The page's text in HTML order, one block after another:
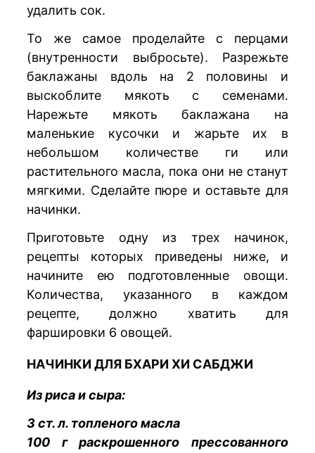
удалить сок.
То же самое проделайте с перцами
(внутренности выбросьте). Разрежьте
баклажаны вдоль на 2 половины и
выскоблите мякоть с семенами.
Нарежьте мякоть баклажана на
маленькие кусочки и жарьте их в
небольшом количестве ги или
растительного масла, пока они не станут
мягкими. Сделайте пюре и оставьте для
начинки.
Приготовьте одну из трех начинок,
рецепты которых приведены ниже, и
начините ею подготовленные овощи.
Количества, указанного в каждом
рецепте, должно хватить для
фаршировки 6 овощей.
НАЧИНКИ ДЛЯ БХАРИ ХИ САБДЖИ
Из риса и сыра:
3 ст. л. топленого масла
100 г раскрошенного прессованного